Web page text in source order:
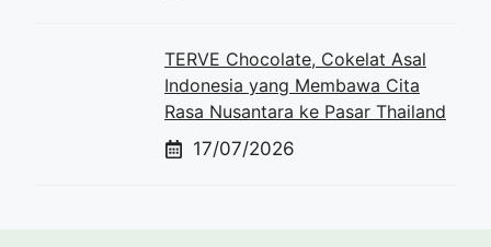
TERVE Chocolate, Cokelat Asal
Indonesia yang Membawa Cita
Rasa Nusantara ke Pasar Thailand
17/07/2026